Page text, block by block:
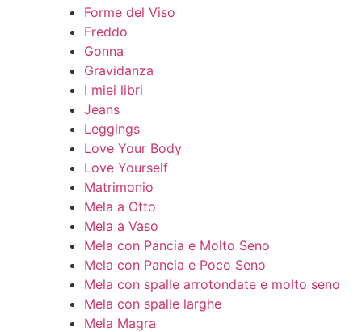
Forme del Viso
Freddo
Gonna
Gravidanza
I miei libri
Jeans
Leggings
Love Your Body
Love Yourself
Matrimonio
Mela a Otto
Mela a Vaso
Mela con Pancia e Molto Seno
Mela con Pancia e Poco Seno
Mela con spalle arrotondate e molto seno
Mela con spalle larghe
Mela Magra